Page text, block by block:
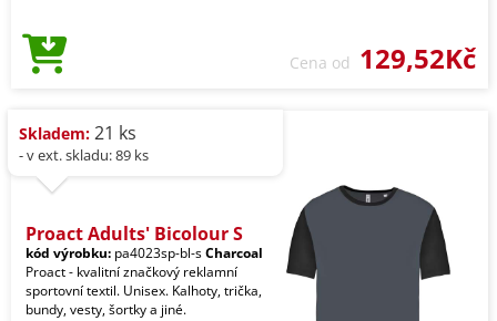
Cena od 129,52Kč
Skladem: 21 ks
- v ext. skladu: 89 ks
Proact Adults' Bicolour S
kód výrobku: pa4023sp-bl-sCharcoal
Proact - kvalitní značkový reklamní
sportovní textil. Unisex. Kalhoty, trička,
bundy, vesty, šortky a jiné.